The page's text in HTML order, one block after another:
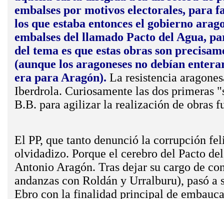
embalses por motivos electorales, para
los que estaba entonces el gobierno
embalses del llamado Pacto del Agua,
del tema es que estas obras son
(aunque los aragoneses no debían
era para Aragón). La resistencia
Iberdrola. Curiosamente las dos primeras
B.B. para agilizar la realización de obras
El PP, que tanto denunció la corrupción
olvidadizo. Porque el cerebro del Pacto
Antonio Aragón. Tras dejar su cargo de
andanzas con Roldán y Urralburu), pasó
Ebro con la finalidad principal de